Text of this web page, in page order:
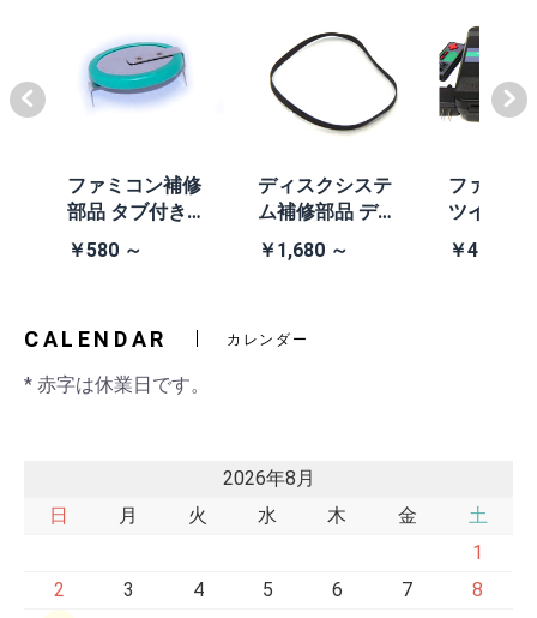
ファミコン補修
部品 タブ付きコ
イン電池(CR203
2)
￥580 ～
ディスクシステ
ム補修部品 ディ
スクシステム用
交換ベルト
￥1,680 ～
ファミコ
ツインフ
ン本体
黒・連射
￥41,980
CALENDAR カレンダー
* 赤字は休業日です。
2026年8月
日
月 火 水 木 金
土
1
2
3 4 5 6 7
8